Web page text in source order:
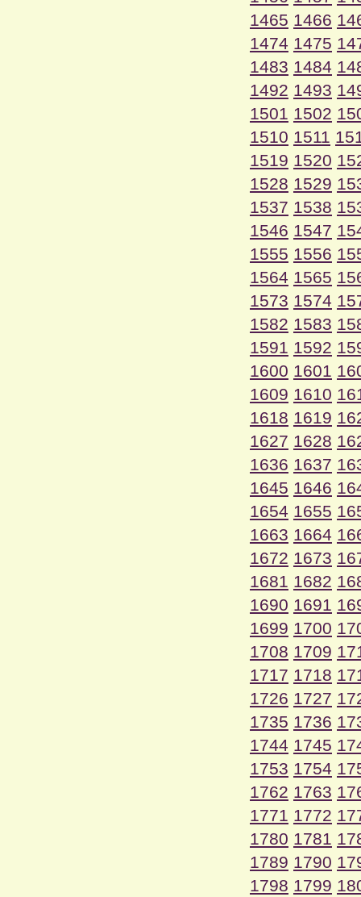
1465 1466
1474 1475
1483 1484
1492 1493
1501 1502
1510 1511
1519 1520
1528 1529
1537 1538
1546 1547
1555 1556
1564 1565
1573 1574
1582 1583
1591 1592
1600 1601
1609 1610
1618 1619
1627 1628
1636 1637
1645 1646
1654 1655
1663 1664
1672 1673
1681 1682
1690 1691
1699 1700
1708 1709
1717 1718
1726 1727
1735 1736
1744 1745
1753 1754
1762 1763
1771 1772
1780 1781
1789 1790
1798 1799